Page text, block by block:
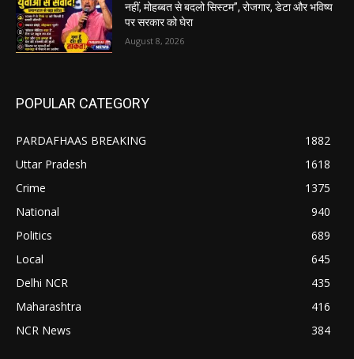
नहीं, मोहब्बत से बदलो सिस्टम”, रोजगार, डेटा और भविष्य
पर सरकार को घेरा
August 8, 2026
POPULAR CATEGORY
PARDAFHAAS BREAKING
1882
Uttar Pradesh
1618
Crime
1375
National
940
Politics
689
Local
645
Delhi NCR
435
Maharashtra
416
NCR News
384